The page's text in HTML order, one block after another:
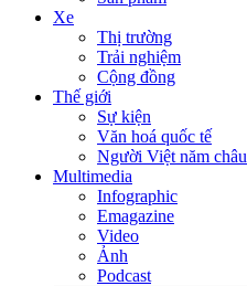
Xe
Thị trường
Trải nghiệm
Cộng đồng
Thế giới
Sự kiện
Văn hoá quốc tế
Người Việt năm châu
Multimedia
Infographic
Emagazine
Video
Ảnh
Podcast